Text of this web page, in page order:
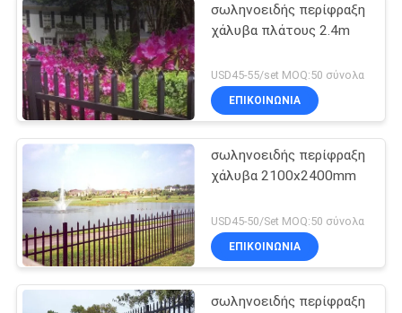
σωληνοειδής περίφραξη
χάλυβα πλάτους 2.4m
USD45-55/set MOQ:50 σύνολα
ΕΠΙΚΟΙΝΩΝΙΑ
σωληνοειδής περίφραξη
χάλυβα 2100x2400mm
USD45-50/Set MOQ:50 σύνολα
ΕΠΙΚΟΙΝΩΝΙΑ
σωληνοειδής περίφραξη